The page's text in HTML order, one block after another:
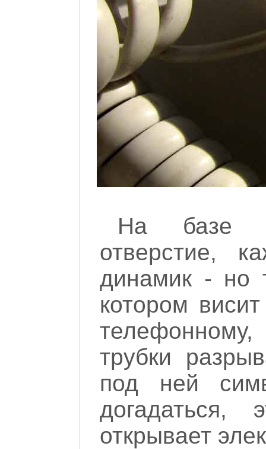
На базе
отверстие,
динамик - но
котором
трубки
под ней
догадаться,
открывает